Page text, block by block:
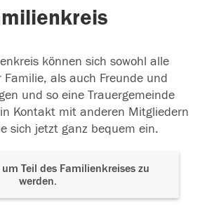
können sich sowohl alle
Familie, als auch Freunde und
und so eine Trauergemeinde
Kontakt mit anderen Mitgliedern
sich jetzt ganz bequem ein.
Teil des Familienkreises zu
werden.